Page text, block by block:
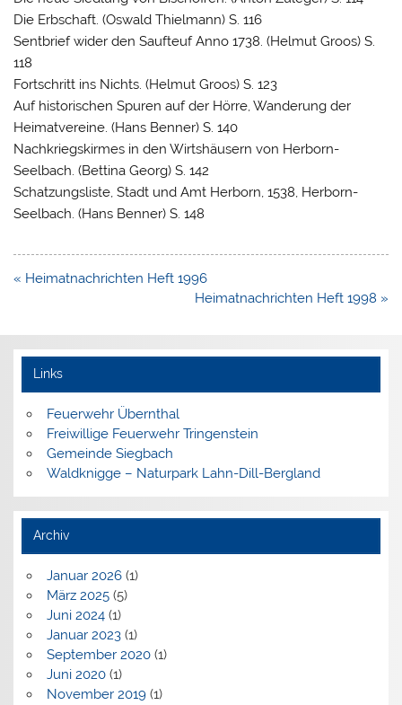
Die Erbschaft. (Oswald Thielmann) S. 116
Sentbrief wider den Saufteuf Anno 1738. (Helmut Groos) S.
118
Fortschritt ins Nichts. (Helmut Groos) S. 123
Auf historischen Spuren auf der Hörre, Wanderung der
Heimatvereine. (Hans Benner) S. 140
Nachkriegskirmes in den Wirtshäusern von Herborn-
Seelbach. (Bettina Georg) S. 142
Schatzungsliste, Stadt und Amt Herborn, 1538, Herborn-
Seelbach. (Hans Benner) S. 148
Beitragsnavigation
« Heimatnachrichten Heft 1996
Heimatnachrichten Heft 1998 »
Links
Feuerwehr Übernthal
Freiwillige Feuerwehr Tringenstein
Gemeinde Siegbach
Waldknigge – Naturpark Lahn-Dill-Bergland
Archiv
Januar 2026(1)
März 2025(5)
Juni 2024(1)
Januar 2023(1)
September 2020(1)
Juni 2020(1)
November 2019(1)